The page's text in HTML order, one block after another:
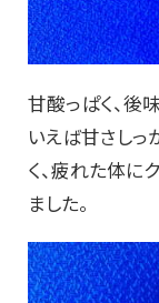
甘酸っぱく、後
いえば甘さしっ
く、疲れた体に
ました。